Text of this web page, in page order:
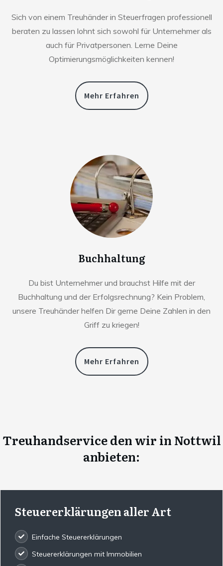
Sich von einem Treuhänder in Steuerfragen professionell
beraten zu lassen lohnt sich sowohl für Unternehmer als
auch für Privatpersonen. Lerne Deine
Optimierungsmöglichkeiten kennen!
Mehr Erfahren
Buchhaltung
Du bist Unternehmer und brauchst Hilfe mit der
Buchhaltung und der Erfolgsrechnung? Kein Problem,
unsere Treuhänder helfen Dir gerne Deine Zahlen in den
Griff zu kriegen!
Mehr Erfahren
Treuhandservice den wir in Nottwil
anbieten:
Steuererklärungen aller Art
Einfache Steuererklärungen
Steuererklärungen mit Immobilien